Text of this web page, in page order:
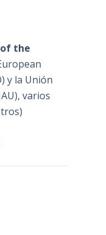
the
y la Unión
varios